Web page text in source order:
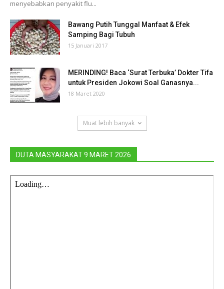
menyebabkan penyakit flu...
Bawang Putih Tunggal Manfaat & Efek
Samping Bagi Tubuh
15 Januari 2017
MERINDING! Baca ‘Surat Terbuka’ Dokter Tifa
untuk Presiden Jokowi Soal Ganasnya...
18 Maret 2020
Muat lebih banyak
DUTA MASYARAKAT 9 MARET 2026